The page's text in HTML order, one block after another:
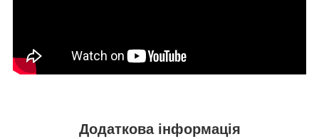
Додаткова інформація